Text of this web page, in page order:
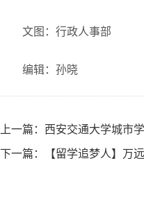
文图：行政人事部
编辑：孙晓
上一篇： 西安交通大学城市
下一篇： 【留学追梦人】万